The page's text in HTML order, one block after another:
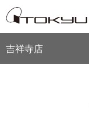
吉祥寺店